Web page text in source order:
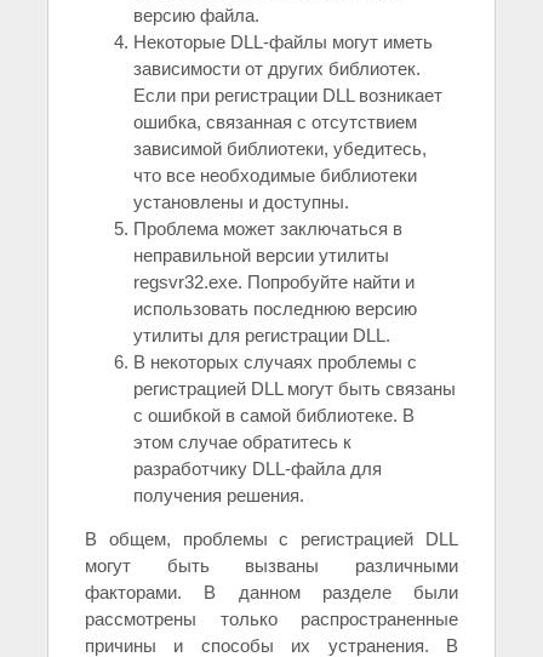
версию файла.
Некоторые DLL-файлы могут иметь
зависимости от других библиотек.
Если при регистрации DLL возникает
ошибка, связанная с отсутствием
зависимой библиотеки, убедитесь,
что все необходимые библиотеки
установлены и доступны.
Проблема может заключаться в
неправильной версии утилиты
regsvr32.exe. Попробуйте найти и
использовать последнюю версию
утилиты для регистрации DLL.
В некоторых случаях проблемы с
регистрацией DLL могут быть связаны
с ошибкой в самой библиотеке. В
этом случае обратитесь к
разработчику DLL-файла для
получения решения.
В общем, проблемы с регистрацией DLL
могут быть вызваны различными
факторами. В данном разделе были
рассмотрены только распространенные
причины и способы их устранения. В